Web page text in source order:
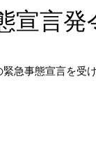
宣言
急事態宣言を